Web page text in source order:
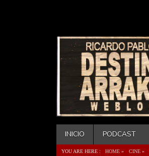
INICIO PODCAST
YOU ARE HERE : HOME » CINE»